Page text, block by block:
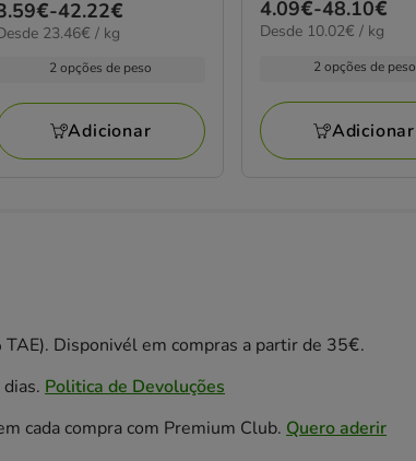
-42.22€
23.46€ / kg
2 opções de peso
Adicionar
Preço
de
48.10€
4.09€-48.10€
10.02€
Desde 10.02€ / kg
2 opções de peso
Adicionar
Disponivél em compras a partir de 35€.
Politica de Devoluções
cada compra com Premium Club. Quero aderir